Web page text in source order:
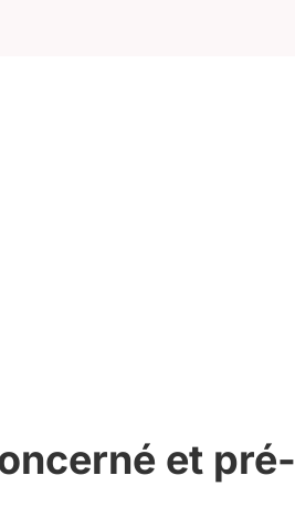
et pré-